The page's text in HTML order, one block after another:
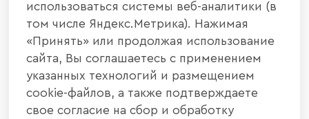
НАШИ КОНТАКТЫ
+7 800 700 20 58
440004, г. Пенза, ул. Рябова, д. 31
использоваться системы веб-аналитики (в
том числе Яндекс.Метрика). Нажимая
«Принять» или продолжая использование
сайта, Вы соглашаетесь с применением
указанных технологий и размещением
cookie-файлов, а также подтверждаете
свое согласие на сбор и обработку